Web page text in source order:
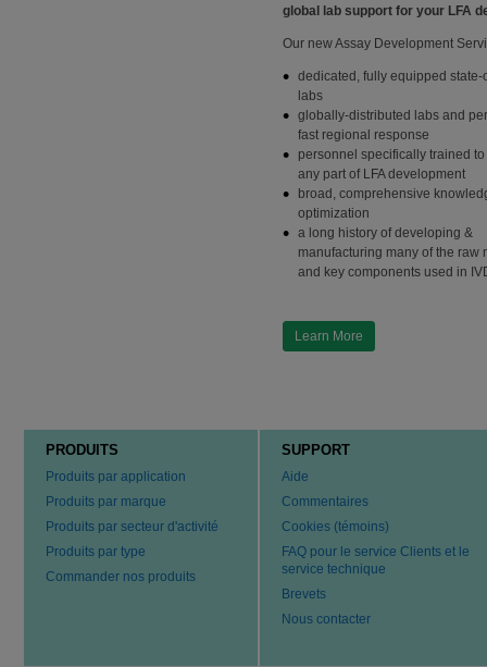
global lab support for your LFA
Our new Assay Development
dedicated, fully equipped state-
labs
globally-distributed labs and
fast regional response
personnel specifically trained
any part of LFA development
broad, comprehensive
optimization
a long history of developing &
manufacturing many of the raw
and key components used in
Learn More
PRODUITS
Produits par application
Produits par marque
Produits par secteur d'activité
Produits par type
Commander nos produits
SUPPORT
Aide
Commentaires
Cookies (témoins)
FAQ pour le service Clients et le
service technique
Brevets
Nous contacter